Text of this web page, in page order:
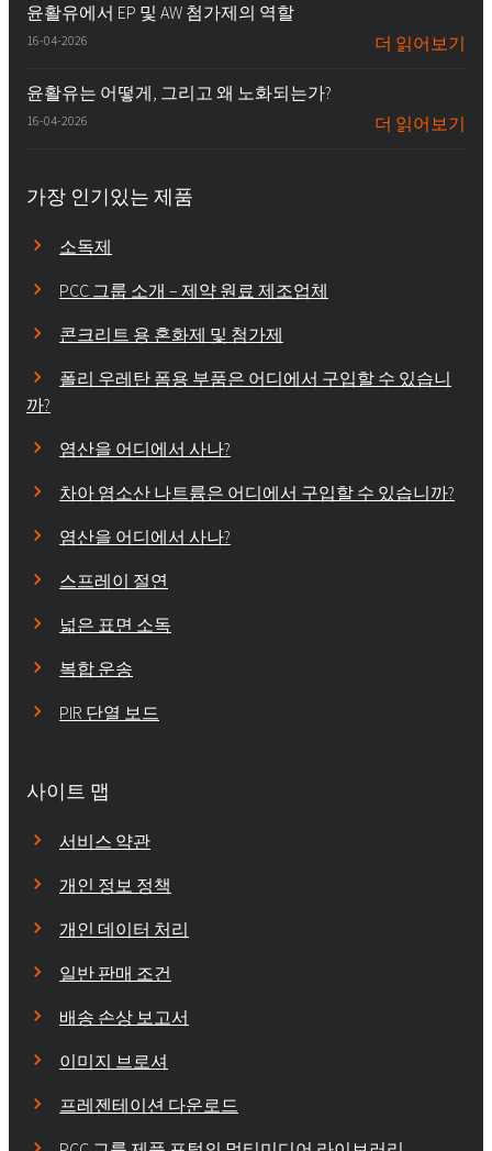
윤활유에서 EP 및 AW 첨가제의 역할
16-04-2026 더 읽어보기
윤활유는 어떻게, 그리고 왜 노화되는가?
16-04-2026 더 읽어보기
가장 인기있는 제품
소독제
PCC 그룹 소개 – 제약 원료 제조업체
콘크리트 용 혼화제 및 첨가제
폴리 우레탄 폼용 부품은 어디에서 구입할 수 있습니
까?
염산을 어디에서 사나?
차아 염소산 나트륨은 어디에서 구입할 수 있습니까?
염산을 어디에서 사나?
스프레이 절연
넓은 표면 소독
복합 운송
PIR 단열 보드
사이트 맵
서비스 약관
개인 정보 정책
개인 데이터 처리
일반 판매 조건
배송 손상 보고서
이미지 브로셔
프레젠테이션 다운로드